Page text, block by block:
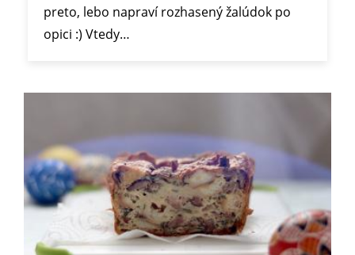
preto, lebo napraví rozhasený žalúdok po
opici :) Vtedy…